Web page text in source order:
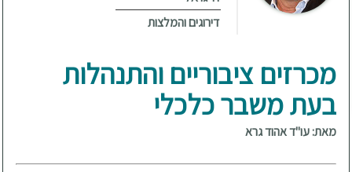
דירוגים והמלצות
מכרזים ציבוריים והתנהלות
בעת משבר כלכלי
מאת: עו"ד אהוד גרא